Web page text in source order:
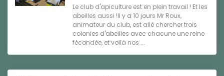
Le club d'apiculture est en plein travail ! Et les
abeilles aussi !Il y a 10 jours Mr Roux,
animateur du club, est allé chercher trois
colonies d'abeilles avec chacune une reine
fécondée, et voilà nos ...